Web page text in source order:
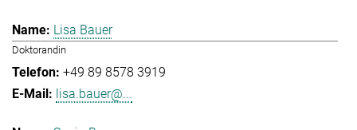
Lisa Bauer
Doktorandin
+49 89 8578 3919
lisa.bauer@...